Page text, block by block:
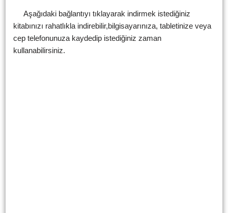
Aşağıdaki bağlantıyı tıklayarak indirmek istediğiniz
kitabınızı rahatlıkla indirebilir,bilgisayarınıza, tabletinize veya
cep telefonunuza kaydedip istediğiniz zaman
kullanabilirsiniz.